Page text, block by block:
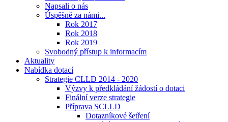
Napsali o nás
Úspěšně za námi...
Rok 2017
Rok 2018
Rok 2019
Svobodný přístup k informacím
Aktuality
Nabídka dotací
Strategie CLLD 2014 - 2020
Výzvy k předkládání žádostí o dotaci
Finální verze strategie
Příprava SCLLD
Dotazníkové šetření